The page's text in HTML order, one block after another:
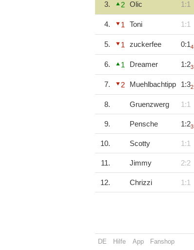
3. 2 Olic 1:1
4. 1 Toni 1:1
5. 1 zuckerfee 0:14
6. 1 Dreamer 1:23
7. 2 Muehlbachtipp 1:32
8. Gruenzwerg 1:1
9. Pensche 1:23
10. Scotty 1:1
11. Jimmy 2:2
12. Chrizzi 1:1
DE Hilfe App Fanshop